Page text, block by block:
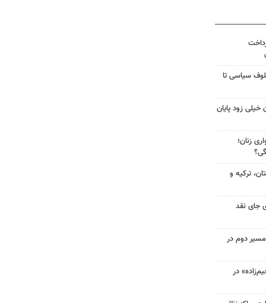
سیاسی تا
خیلی زود پایان
زنان؛
ترکیه و
جای نقد
دوم در
در